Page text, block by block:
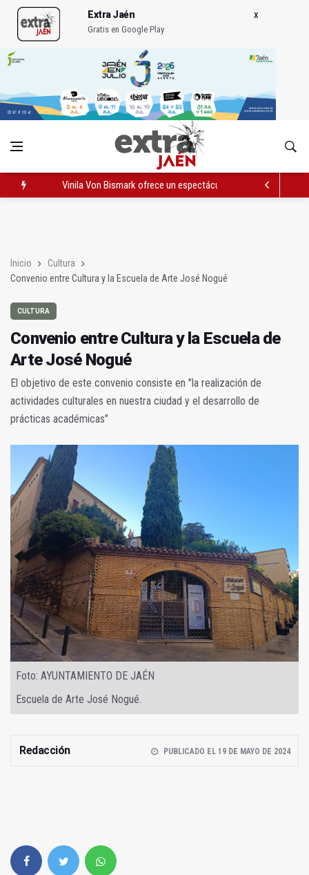
Extra Jaén
Gratis en Google Play
Vinila Von Bismark ofrece un espectáculo "rompedor" en el
El lateral izquierdo sub 23 David Márquez, nuevo fichaje del
Inicio
Cultura
Convenio entre Cultura y la Escuela de Arte José Nogué
CULTURA
Convenio entre Cultura y la Escuela de
Arte José Nogué
El objetivo de este convenio consiste en "la realización de
actividades culturales en nuestra ciudad y el desarrollo de
prácticas académicas"
Foto: AYUNTAMIENTO DE JAÉN
Escuela de Arte José Nogué.
Redacción PUBLICADO EL 19 DE MAYO DE 2024